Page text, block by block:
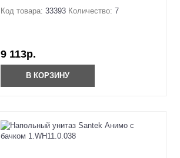
Код товара: 33393 Количество: 7
9 113р.
В КОРЗИНУ